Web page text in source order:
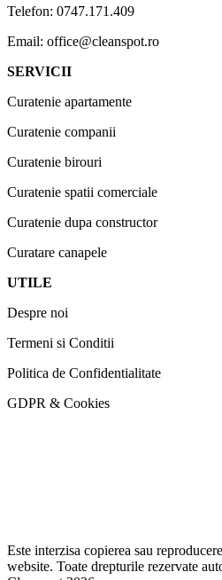
Telefon: 0747.171.409
Email: office@cleanspot.ro
SERVICII
Curatenie apartamente
Curatenie companii
Curatenie birouri
Curatenie spatii comerciale
Curatenie dupa constructor
Curatare canapele
UTILE
Despre noi
Termeni si Conditii
Politica de Confidentialitate
GDPR & Cookies
Este interzisa copierea sau
website. Toate drepturile rezervate